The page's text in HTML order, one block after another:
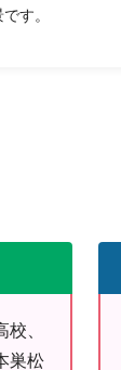
です。
、
巣松